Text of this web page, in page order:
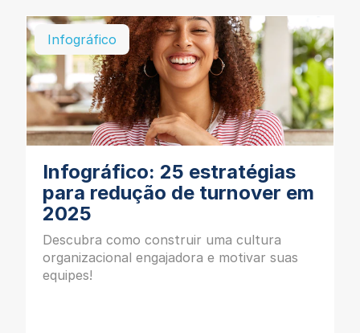
Infográfico
Infográfico: 25 estratégias
para redução de turnover em
2025
Descubra como construir uma cultura
organizacional engajadora e motivar suas
equipes!